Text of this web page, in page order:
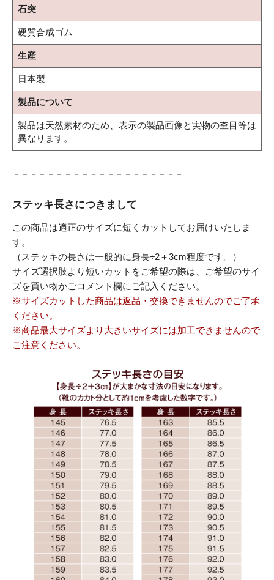
石突
硬質合成ゴム
生産
日本製
製品について
製品は天然素材のため、表示の製品画像と実物の杢目等は
異なります。
－－－－－－－－－－－－－－－－－－－－
ステッキ長さにつきまして
この商品は適正のサイズに短くカットしてお届けいたしま
す。
（ステッキの長さは一般的に身長÷2＋3cm程度です。）
サイズ選択肢より短いカットをご希望の際は、ご希望のサイ
ズを買い物かごコメント欄にご記入ください。
※サイズカットした商品は返品・交換できませんのでご了承
ください。
※商品最大サイズより大きいサイズには加工できませんので
ご注意ください。